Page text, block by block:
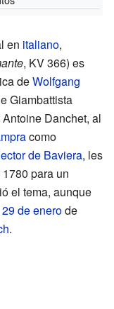
en italiano,
, KV 366) es
deWolfgang
Giambattista
Danchet, al
como
de Baviera, les
para un
el tema, aunque
29 de enerode
.